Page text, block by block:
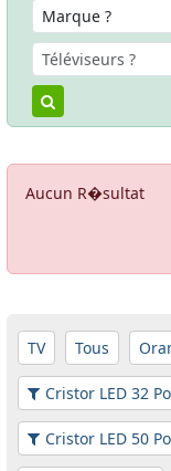
Aucun R�sultat
TV Tous
Cristor LED 32
Cristor LED 50